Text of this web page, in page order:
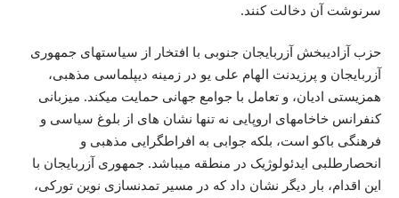
سرنوشت آن دخالت کنند.
حزب آزادیبخش آزربایجان جنوبی با افتخار از سیاستهای جمهوری
آزربایجان و پرزیدنت الهام علی یو در زمینه دیپلماسی مذهبی،
همزیستی ادیان، و تعامل با جوامع جهانی حمایت میکند. میزبانی
کنفرانس خاخامهای اروپایی نه تنها نشان های از بلوغ سیاسی و
فرهنگی باکو است، بلکه جوابی به افراطگرایی مذهبی و
انحصارطلبی ایدئولوژیک در منطقه میباشد. جمهوری آزربایجان با
این اقدام، بار دیگر نشان داد که در مسیر تمدنسازی نوین تورکی،